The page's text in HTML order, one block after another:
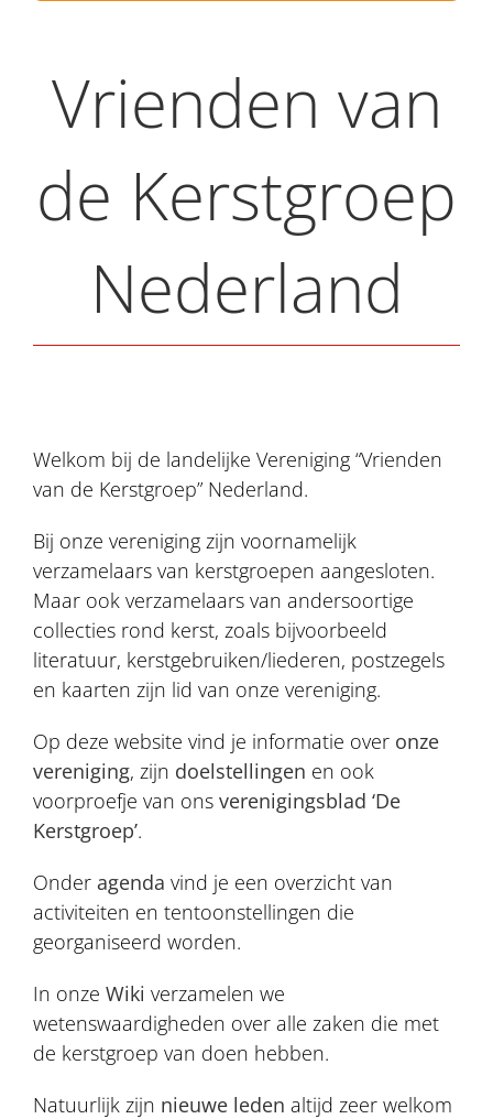
Vrienden van
de Kerstgroep
Nederland
Welkom bij de landelijke Vereniging “Vrienden
van de Kerstgroep” Nederland.
Bij onze vereniging zijn voornamelijk
verzamelaars van kerstgroepen aangesloten.
Maar ook verzamelaars van andersoortige
collecties rond kerst, zoals bijvoorbeeld
literatuur, kerstgebruiken/liederen, postzegels
en kaarten zijn lid van onze vereniging.
Op deze website vind je informatie over onze
vereniging, zijn doelstellingen en ook
voorproefje van ons verenigingsblad ‘De
Kerstgroep’.
Onder agenda vind je een overzicht van
activiteiten en tentoonstellingen die
georganiseerd worden.
In onze Wiki verzamelen we
wetenswaardigheden over alle zaken die met
de kerstgroep van doen hebben.
Natuurlijk zijn nieuwe leden altijd zeer welkom